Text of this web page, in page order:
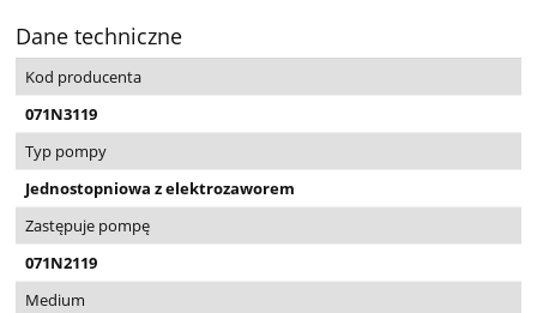
Dane techniczne
Kod producenta
071N3119
Typ pompy
Jednostopniowa z elektrozaworem
Zastępuje pompę
071N2119
Medium